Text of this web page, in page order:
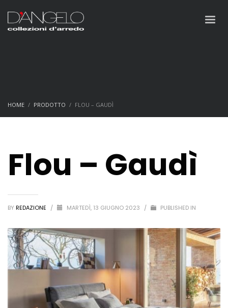
HOME PRODOTTO FLOU – GAUDÌ
Flou – Gaudì
BY REDAZIONE / MARTEDÌ, 13 GIUGNO 2023 / PUBLISHED IN